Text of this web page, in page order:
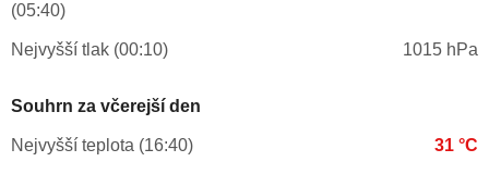
(05:40)
Nejvyšší tlak (00:10) 1015 hPa
Souhrn za včerejší den
Nejvyšší teplota (16:40) 31 °C